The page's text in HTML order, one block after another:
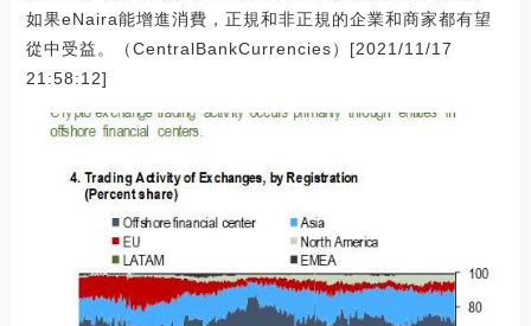
如果eNaira能增進消費，正規和非正規的企業和商家都有望
從中受益。（CentralBankCurrencies）[2021/11/17
21:58:12]